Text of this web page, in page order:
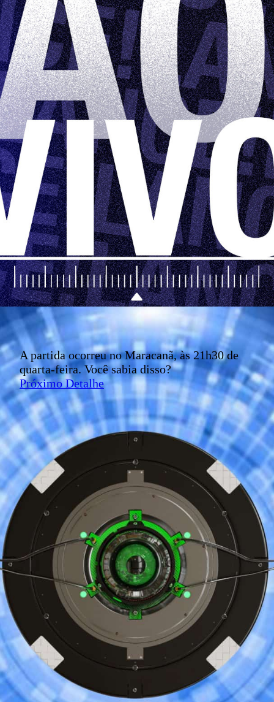
A partida ocorreu no Maracanã, às 21h30 de
quarta-feira. Você sabia disso?
Próximo Detalhe